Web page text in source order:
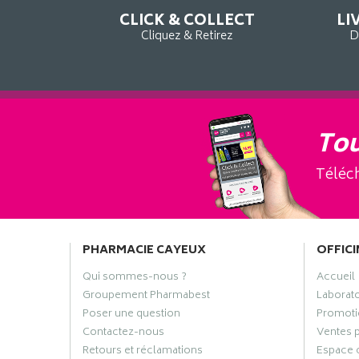
CLICK & COLLECT
Cliquez & Retirez
PHARMACIE CAYEUX
Qui sommes-nous ?
Groupement Pharmabest
Poser une question
Contactez-nous
Retours et réclamations
Accueil
Ventes
Espace